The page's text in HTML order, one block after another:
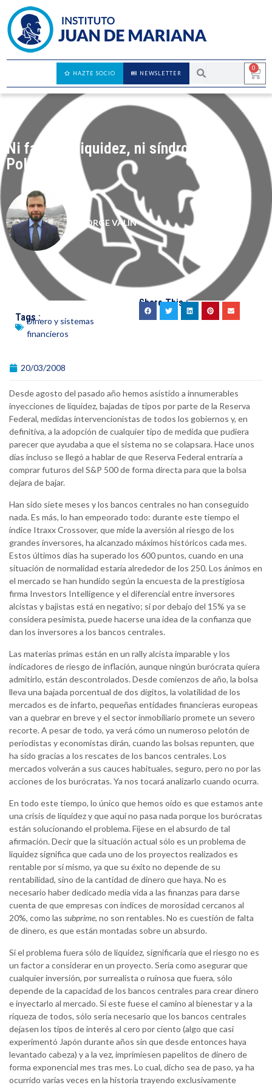
0
NEWSLETTER
HAZTE SOCIO
Ni falta de liquidez, ni síndrome de
Polonio
JORGE VALÍN
Tags :Dinero y sistemas
financieros
Share This :
20/03/2008
Desde agosto del pasado año hemos asistido a innumerables
inyecciones de liquidez, bajadas de tipos por parte de la Reserva
Federal, medidas intervencionistas de todos los gobiernos y, en
definitiva, a la adopción de cualquier tipo de medida que pudiera
parecer que ayudaba a que el sistema no se colapsara. Hace unos
días incluso se llegó a hablar de que Reserva Federal entraría a
comprar futuros del S&P 500 de forma directa para que la bolsa
dejara de bajar.
Han sido siete meses y los bancos centrales no han conseguido
nada. Es más, lo han empeorado todo: durante este tiempo el
índice Itraxx Crossover, que mide la aversión al riesgo de los
grandes inversores, ha alcanzado máximos históricos cada mes.
Estos últimos días ha superado los 600 puntos, cuando en una
situación de normalidad estaría alrededor de los 250. Los ánimos en
el mercado se han hundido según la encuesta de la prestigiosa
firma Investors Intelligence y el diferencial entre inversores
alcistas y bajistas está en negativo; si por debajo del 15% ya se
considera pesimista, puede hacerse una idea de la confianza que
dan los inversores a los bancos centrales.
Las materias primas están en un rally alcista imparable y los
indicadores de riesgo de inflación, aunque ningún burócrata quiera
admitirlo, están descontrolados. Desde comienzos de año, la bolsa
lleva una bajada porcentual de dos dígitos, la volatilidad de los
mercados es de infarto, pequeñas entidades financieras europeas
van a quebrar en breve y el sector inmobiliario promete un severo
recorte. A pesar de todo, ya verá cómo un numeroso pelotón de
periodistas y economistas dirán, cuando las bolsas repunten, que
ha sido gracias a los rescates de los bancos centrales. Los
mercados volverán a sus cauces habituales, seguro, pero no por las
acciones de los burócratas. Ya nos tocará analizarlo cuando ocurra.
En todo este tiempo, lo único que hemos oído es que estamos ante
una crisis de liquidez y que aquí no pasa nada porque los burócratas
están solucionando el problema. Fíjese en el absurdo de tal
afirmación. Decir que la situación actual sólo es un problema de
liquidez significa que cada uno de los proyectos realizados es
rentable por sí mismo, ya que su éxito no depende de su
rentabilidad, sino de la cantidad de dinero que haya. No es
necesario haber dedicado media vida a las finanzas para darse
cuenta de que empresas con índices de morosidad cercanos al
20%, como las subprime, no son rentables. No es cuestión de falta
de dinero, es que están montadas sobre un absurdo.
Si el problema fuera sólo de liquidez, significaría que el riesgo no es
un factor a considerar en un proyecto. Sería como asegurar que
cualquier inversión, por surrealista o ruinosa que fuera, sólo
depende de la capacidad de los bancos centrales para crear dinero
e inyectarlo al mercado. Si este fuese el camino al bienestar y a la
riqueza de todos, sólo sería necesario que los bancos centrales
dejasen los tipos de interés al cero por ciento (algo que casi
experimentó Japón durante años sin que desde entonces haya
levantado cabeza) y a la vez, imprimiesen papelitos de dinero de
forma exponencial mes tras mes. Lo cual, dicho sea de paso, ya ha
ocurrido varias veces en la historia trayendo exclusivamente